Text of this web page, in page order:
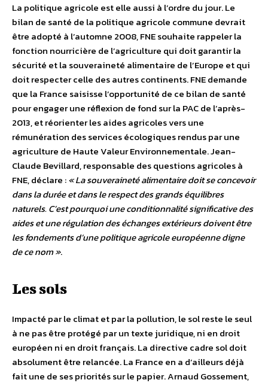
La politique agricole est elle aussi à l’ordre du jour. Le
bilan de santé de la politique agricole commune devrait
être adopté à l’automne 2008, FNE souhaite rappeler la
fonction nourricière de l’agriculture qui doit garantir la
sécurité et la souveraineté alimentaire de l’Europe et qui
doit respecter celle des autres continents. FNE demande
que la France saisisse l’opportunité de ce bilan de santé
pour engager une réflexion de fond sur la PAC de l’après-
2013, et réorienter les aides agricoles vers une
rémunération des services écologiques rendus par une
agriculture de Haute Valeur Environnementale. Jean-
Claude Bevillard, responsable des questions agricoles à
FNE, déclare :« La souveraineté alimentaire doit se concevoir
dans la durée et dans le respect des grands équilibres
naturels. C’est pourquoi une conditionnalité significative des
aides et une régulation des échanges extérieurs doivent être
les fondements d’une politique agricole européenne digne
de ce nom ».
Les sols
Impacté par le climat et par la pollution, le sol reste le seul
à ne pas être protégé par un texte juridique, ni en droit
européen ni en droit français. La directive cadre sol doit
absolument être relancée. La France en a d’ailleurs déjà
fait une de ses priorités sur le papier. Arnaud Gossement,